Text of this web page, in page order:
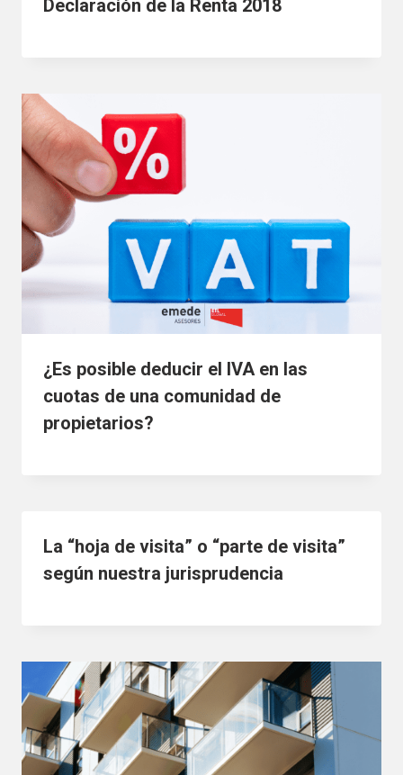
Declaración de la Renta 2018
¿Es posible deducir el IVA en las
cuotas de una comunidad de
propietarios?
La “hoja de visita” o “parte de visita”
según nuestra jurisprudencia